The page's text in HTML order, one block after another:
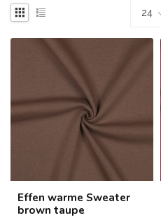
Effen warme Sweater
brown taupe